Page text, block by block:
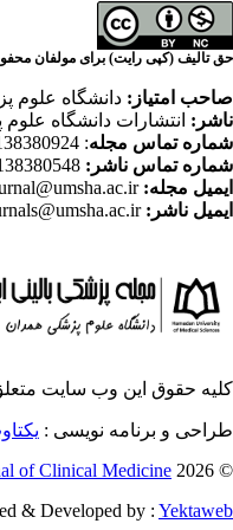
حق تالیف (کپی رایت) برای مولفان
صاحب امتیاز: دانشگاه علوم
ناشر: انتشارات دانشگاه
شماره تماس مجله: 08138380924
شماره تماس ناشر:
ایمیل مجله: s_journal@umsha.ac.ir
ایمیل ناشر: journals@umsha.ac.ir
کلیه حقوق این وب سایت
طراحی و برنامه نویسی :
© 2026 CC BY-NC 4.0 |
of Clinical Medicine
& Developed by : Yektaweb